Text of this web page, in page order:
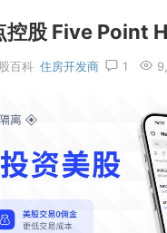
控股 Five Point
百科 住房开发商 1